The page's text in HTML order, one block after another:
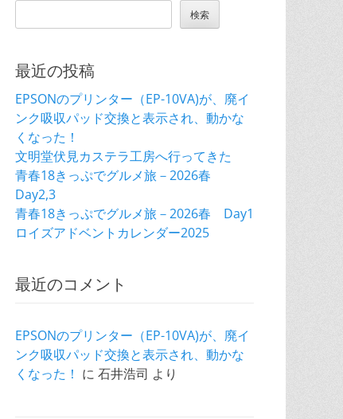
検索
最近の投稿
EPSONのプリンター（EP-10VA)が、廃イ
ンク吸収パッド交換と表示され、動かな
くなった！
文明堂伏見カステラ工房へ行ってきた
青春18きっぷでグルメ旅－2026春
Day2,3
青春18きっぷでグルメ旅－2026春 Day1
ロイズアドベントカレンダー2025
最近のコメント
EPSONのプリンター（EP-10VA)が、廃イ
ンク吸収パッド交換と表示され、動かな
くなった！ に 石井浩司 より